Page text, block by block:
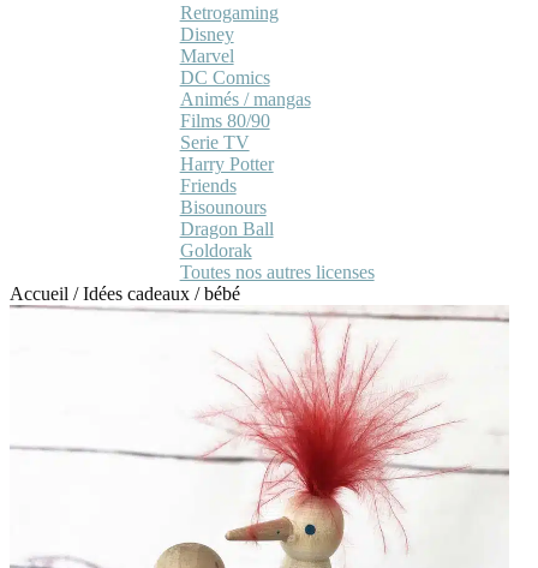
Retrogaming
Disney
Marvel
DC Comics
Animés / mangas
Films 80/90
Serie TV
Harry Potter
Friends
Bisounours
Dragon Ball
Goldorak
Toutes nos autres licenses
Accueil /Idées cadeaux /bébé